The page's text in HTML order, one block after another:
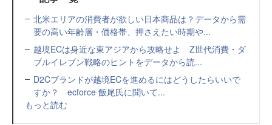
北米エリアの消費者が欲しい日本商品は？データから需
要の高い年齢層・価格帯、押さえたい時期や...
越境ECは身近な東アジアから攻略せよ Z世代消費・ダ
ブルイレブン戦略のヒントをデータから読...
D2Cブランドが越境ECを進めるにはどうしたらいいで
すか？ ecforce 飯尾氏に聞いて...
もっと読む